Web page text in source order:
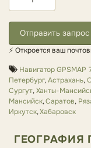
Отправить
⚡ Откроется ваш
Навигатор GPSMAP
Петербург,Астрахань,
Сургут,Ханты-
Мансийск,Саратов,
Иркутск,Хабаровск
ГЕОГРАФИЯ